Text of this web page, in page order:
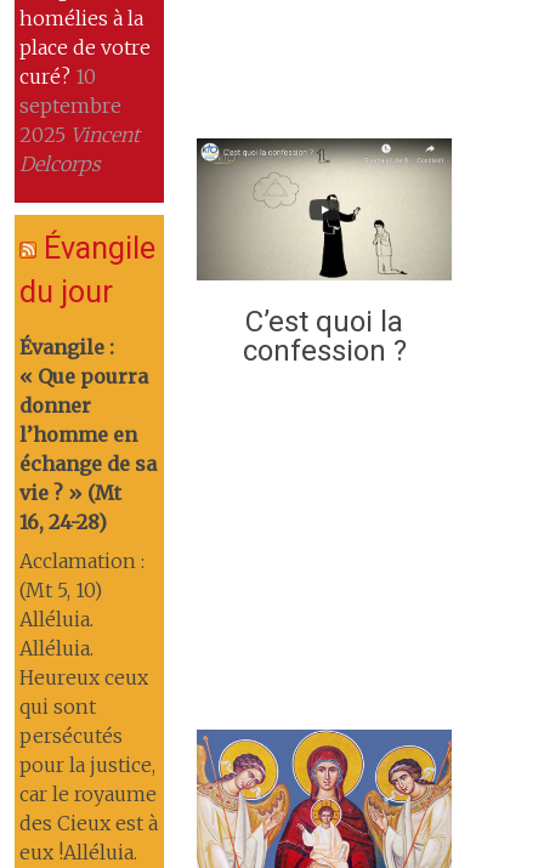
homélies à la
place de votre
curé? 10
septembre
2025 Vincent
Delcorps
Évangile
du jour
Évangile :
« Que pourra
donner
l’homme en
échange de sa
vie ? » (Mt
16, 24-28)
Acclamation :
(Mt 5, 10)
Alléluia.
Alléluia.
Heureux ceux
qui sont
persécutés
pour la justice,
car le royaume
des Cieux est à
eux !Alléluia.
C’est quoi la
confession ?